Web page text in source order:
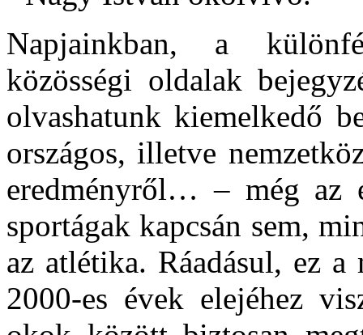
Napjainkban, a
közösségi oldalak
olvashatunk kiemelkedő
országos, illetve
eredményről… – még az
sportágak kapcsán sem,
az atlétika. Ráadásul, ez
2000-es évek elejéhez